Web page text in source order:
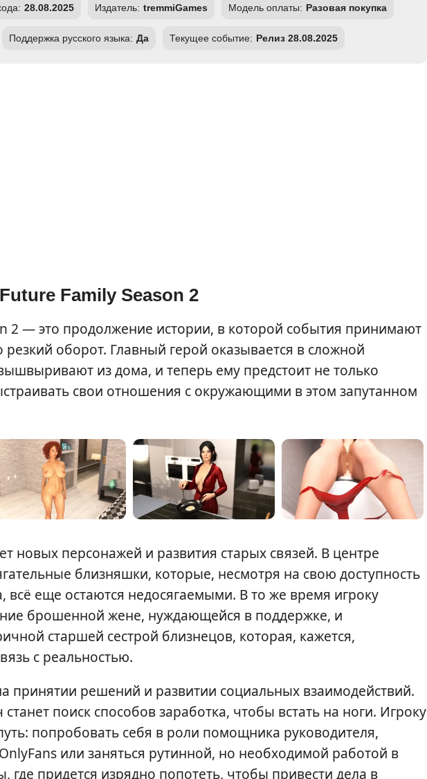
28.08.2025 Издатель: tremmiGames Модель оплаты: Разовая покупка
Поддержка русского языка: Да Текущее событие: Релиз 28.08.2025
Family Season 2
2 — это продолжение истории, в которой события принимают
оборот. Главный герой оказывается в сложной
из дома, и теперь ему предстоит не только
свои отношения с окружающими в этом запутанном
новых персонажей и развития старых связей. В центре
близняшки, которые, несмотря на свою доступность
всё еще остаются недосягаемыми. В то же время игроку
брошенной жене, нуждающейся в поддержке, и
старшей сестрой близнецов, которая, кажется,
с реальностью.
принятии решений и развитии социальных взаимодействий.
поиск способов заработка, чтобы встать на ноги. Игроку
попробовать себя в роли помощника руководителя,
или заняться рутинной, но необходимой работой в
где придется изрядно попотеть, чтобы привести дела в